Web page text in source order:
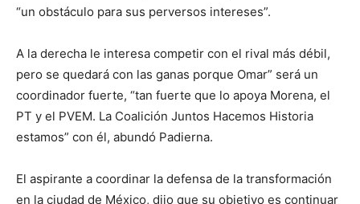
“un obstáculo para sus perversos intereses”.
A la derecha le interesa competir con el rival más débil,
pero se quedará con las ganas porque Omar” será un
coordinador fuerte, “tan fuerte que lo apoya Morena, el
PT y el PVEM. La Coalición Juntos Hacemos Historia
estamos” con él, abundó Padierna.
El aspirante a coordinar la defensa de la transformación
en la ciudad de México, dijo que su objetivo es continuar